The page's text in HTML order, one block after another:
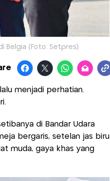
Belgia (Foto: Setpres)
menjadi perhatian.
di Bandar Udara
bergaris, setelan jas biru
muda, gaya khas yang